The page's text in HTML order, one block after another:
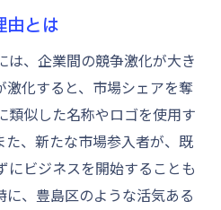
標保護の必要性
ら見る商標の重要性
与える影響
商標保護の価値
たらす長期的利益
与える影響とその対策
由とは
は、企業間の競争激化が大き
激化すると、市場シェアを奪
類似した名称やロゴを使用す
た、新たな市場参入者が、既
にビジネスを開始することも
、豊島区のような活気ある